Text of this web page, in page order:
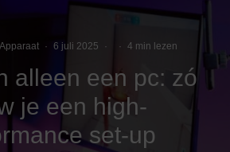
Apparaat · 6 juli 2025 · · 4 min lezen
alleen een pc: zó
je een high-
set-up